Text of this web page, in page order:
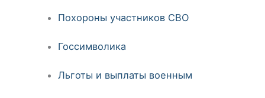
Похороны участников СВО
Госсимволика
Льготы и выплаты военным